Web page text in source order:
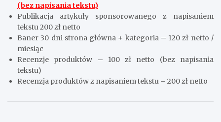
(bez napisania tekstu)
Publikacja artykuły sponsorowanego z napisaniem
tekstu 200 zł netto
Baner 30 dni strona główna + kategoria – 120 zł netto /
miesiąc
Recenzje produktów – 100 zł netto (bez napisania
tekstu)
Recenzja produktów z napisaniem tekstu – 200 zł netto